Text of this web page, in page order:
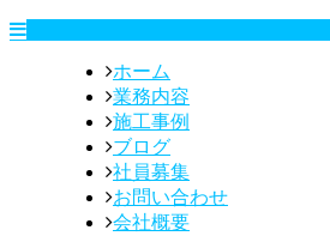
ホーム
業務内容
施工事例
ブログ
社員募集
お問い合わせ
会社概要